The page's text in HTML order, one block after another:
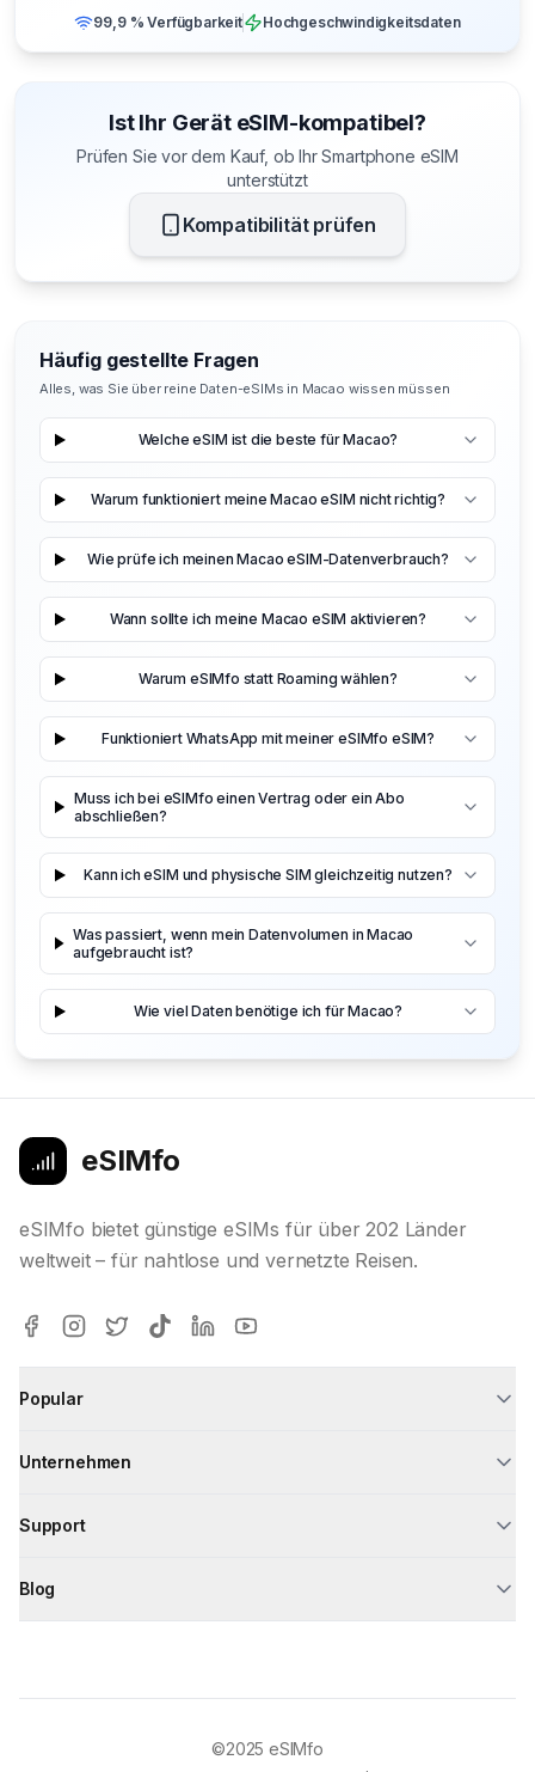
99,9 % Verfügbarkeit Hochgeschwindigkeitsdaten
Ist Ihr Gerät eSIM-kompatibel?
Prüfen Sie vor dem Kauf, ob Ihr Smartphone eSIM
unterstützt
Kompatibilität prüfen
Häufig gestellte Fragen
Alles, was Sie über reine Daten-eSIMs in Macao wissen müssen
Welche eSIM ist die beste für Macao?
Warum funktioniert meine Macao eSIM nicht richtig?
Wie prüfe ich meinen Macao eSIM-Datenverbrauch?
Wann sollte ich meine Macao eSIM aktivieren?
Warum eSIMfo statt Roaming wählen?
Funktioniert WhatsApp mit meiner eSIMfo eSIM?
Muss ich bei eSIMfo einen Vertrag oder ein Abo
abschließen?
Kann ich eSIM und physische SIM gleichzeitig nutzen?
Was passiert, wenn mein Datenvolumen in Macao
aufgebraucht ist?
Wie viel Daten benötige ich für Macao?
eSIMfo
eSIMfo bietet günstige eSIMs für über 202 Länder
weltweit – für nahtlose und vernetzte Reisen.
Popular
Unternehmen
Support
Blog
©2025 eSIMfo